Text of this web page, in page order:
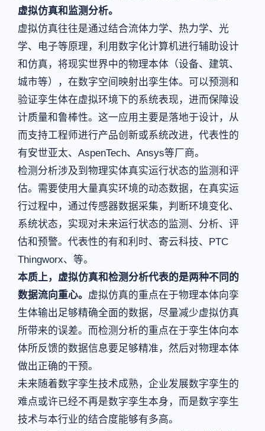
虚拟仿真和监测分析。
虚拟仿真往往是通过结合流体力学、热力学、光
学、电子等原理，利用数字化计算机进行辅助设计
和仿真，将现实世界中的物理本体（设备、建筑、
城市等），在数字空间映射出孪生体。可以预测和
验证孪生体在虚拟环境下的系统表现，进而保障设
计质量和鲁棒性。这一应用主要是落地于设计，从
而支持工程师进行产品创新或系统改进，代表性的
有安世亚太、AspenTech、Ansys等厂商。
检测分析涉及到物理实体真实运行状态的监测和评
估。需要使用大量真实环境的动态数据，在真实运
行过程中，通过传感器数据采集，判断环境变化、
系统状态，实现对未来运行状态的监测、分析、评
估和预警。代表性的有和利时、寄云科技、PTC
Thingworx、等。
本质上，虚拟仿真和检测分析代表的是两种不同的
数据流向重心。 虚拟仿真的重点在于物理本体向孪
生体输出足够精确全面的数据，尽量减少虚拟仿真
所带来的误差。而检测分析的重点在于孪生体向本
体所反馈的数据信息要足够精准，然后对物理本体
做出正确的干预。
未来随着数字孪生技术成熟，企业发展数字孪生的
难点或许已经不再是数字孪生本身，而是数字孪生
技术与本行业的结合度能够有多高。